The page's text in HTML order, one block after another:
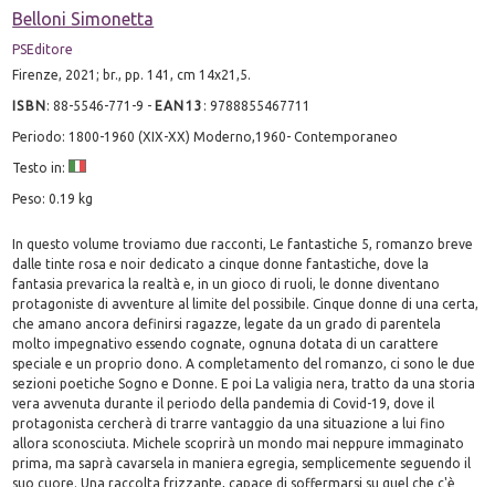
Belloni Simonetta
PSEditore
Firenze, 2021; br., pp. 141, cm 14x21,5.
ISBN:88-5546-771-9 - EAN13 :9788855467711
Periodo: 1800-1960 (XIX-XX) Moderno,1960- Contemporaneo
Testo in:
Peso: 0.19 kg
In questo volume troviamo due racconti, Le fantastiche 5, romanzo breve
dalle tinte rosa e noir dedicato a cinque donne fantastiche, dove la
fantasia prevarica la realtà e, in un gioco di ruoli, le donne diventano
protagoniste di avventure al limite del possibile. Cinque donne di una certa,
che amano ancora definirsi ragazze, legate da un grado di parentela
molto impegnativo essendo cognate, ognuna dotata di un carattere
speciale e un proprio dono. A completamento del romanzo, ci sono le due
sezioni poetiche Sogno e Donne. E poi La valigia nera, tratto da una storia
vera avvenuta durante il periodo della pandemia di Covid-19, dove il
protagonista cercherà di trarre vantaggio da una situazione a lui fino
allora sconosciuta. Michele scoprirà un mondo mai neppure immaginato
prima, ma saprà cavarsela in maniera egregia, semplicemente seguendo il
suo cuore. Una raccolta frizzante, capace di soffermarsi su quel che c'è